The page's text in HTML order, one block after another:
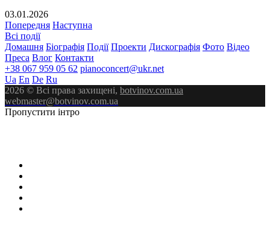
03.01.2026
Попередня Наступна
Всі події
Домашня Біографія Події Проекти Дискографія Фото Відео
Преса Влог Контакти
+38 067 959 05 62 pianoconcert@ukr.net
Ua En De Ru
2026 © Всі права захищені, botvinov.com.ua
webmaster@botvinov.com.ua
Пропустити інтро